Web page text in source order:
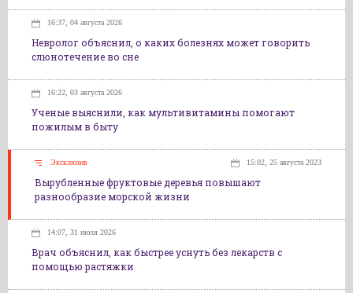
16:37, 04 августа 2026
Невролог объяснил, о каких болезнях может говорить
слюнотечение во сне
16:22, 03 августа 2026
Ученые выяснили, как мультивитамины помогают
пожилым в быту
Эксклюзив 15:02, 25 августа 2023
Вырубленные фруктовые деревья повышают
разнообразие морской жизни
14:07, 31 июля 2026
Врач объяснил, как быстрее уснуть без лекарств с
помощью растяжки